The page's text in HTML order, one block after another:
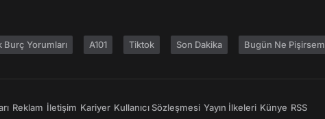
Burç Yorumları A101 Tiktok Son Dakika Bugün Ne Pişirsem
Reklam İletişim Kariyer Kullanıcı Sözleşmesi Yayın İlkeleri Künye RSS